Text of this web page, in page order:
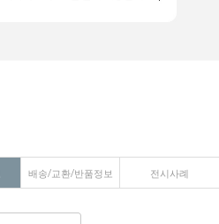
배송/교환/반품정보 전시사례